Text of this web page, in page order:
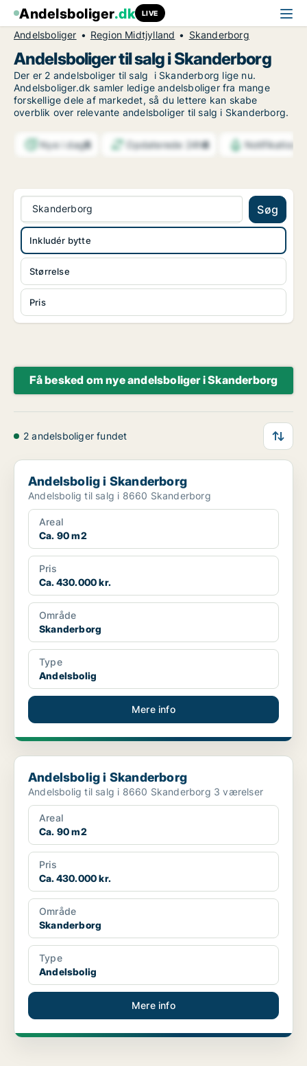
Andelsboliger.dk LIVE
Andelsboliger Region Midtjylland Skanderborg
Andelsboliger til salg i Skanderborg
Der er 2 andelsboliger til salg i Skanderborg lige nu.
Andelsboliger.dk samler ledige andelsboliger fra mange
forskellige dele af markedet, så du lettere kan skabe
overblik over relevante andelsboliger til salg i Skanderborg.
Nye i dag5 Opdaterede 24h8
Skanderborg Søg
Størrelse
Pris
Inkludér bytte
Få besked om nye andelsboliger i Skanderborg
2 andelsboliger fundet
Andelsbolig i Skanderborg
Andelsbolig i Skanderborg
Andelsbolig til salg i 8660 Skanderborg
Areal
Ca. 90 m2
Pris
Ca. 430.000 kr.
Område
Skanderborg
Type
Andelsbolig
Mere info
Andelsbolig i Skanderborg
Andelsbolig i Skanderborg
Andelsbolig til salg i 8660 Skanderborg 3 værelser
Areal
Ca. 90 m2
Pris
Ca. 430.000 kr.
Område
Skanderborg
Type
Andelsbolig
Mere info